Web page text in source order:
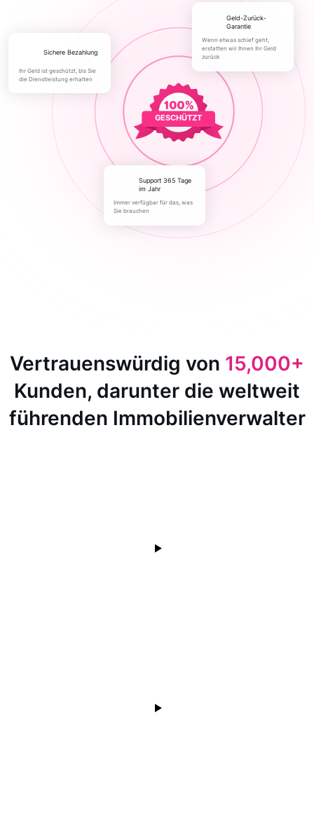
GESCHÜTZT
Sichere Bezahlung
Ihr Geld ist geschützt, bis Sie
die Dienstleistung erhalten
Geld-Zurück-
Garantie
Wenn etwas schief geht,
erstatten wir Ihnen Ihr Geld
zurück
Support 365 Tage
im Jahr
Immer verfügbar für das, was
Sie brauchen
Vertrauenswürdig von 15,000+
Kunden, darunter die weltweit
führenden Immobilienverwalter